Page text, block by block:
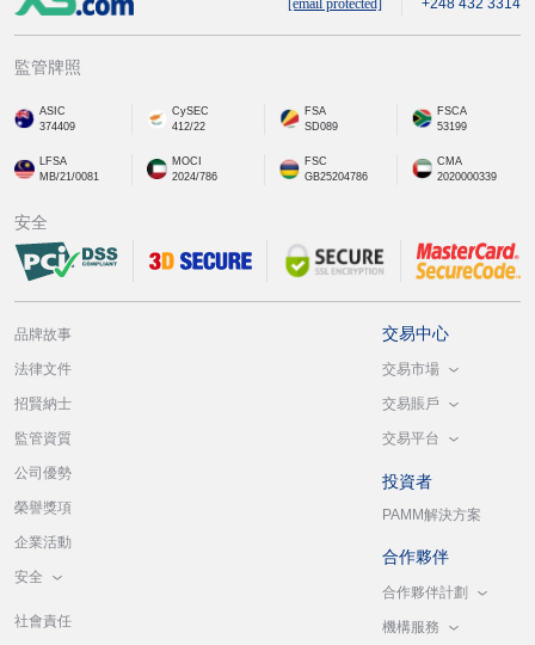
[email protected] +248 432 3314
監管牌照
ASIC
374409
CySEC
412/22
FSA
SD089
FSCA
53199
LFSA
MB/21/0081
MOCI
2024/786
FSC
GB25204786
CMA
2020000339
安全
品牌故事
法律文件
招賢納士
監管資質
公司優勢
榮譽獎項
企業活動
安全
社會責任
交易中心
交易市場
交易賬戶
交易平台
投資者
PAMM解決方案
合作夥伴
合作夥伴計劃
機構服務